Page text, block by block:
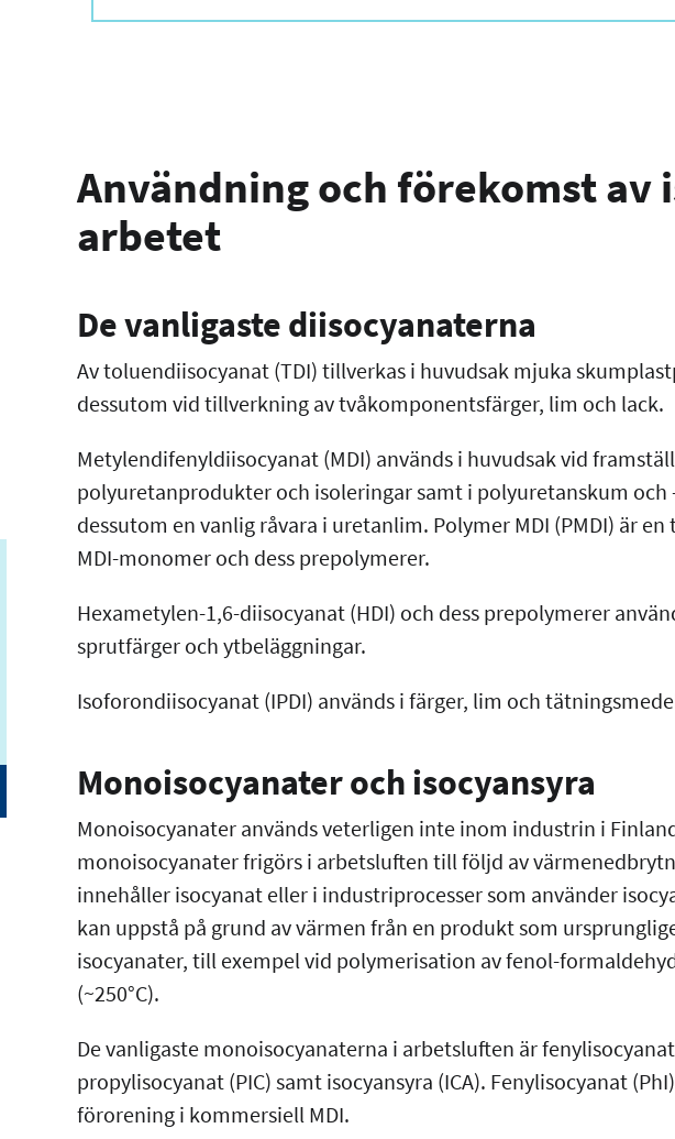
Användning och förekomst av
arbetet
De vanligaste diisocyanaterna
Av toluendiisocyanat (TDI) tillverkas i huvudsak mjuka
dessutom vid tillverkning av tvåkomponentsfärger, lim och lack.
Metylendifenyldiisocyanat (MDI) används i huvudsak vid
polyuretanprodukter och isoleringar samt i polyuretanskum och
dessutom en vanlig råvara i uretanlim. Polymer MDI (PMDI) är
MDI-monomer och dess prepolymerer.
Hexametylen-1,6-diisocyanat (HDI) och dess prepolymerer
sprutfärger och ytbeläggningar.
Isoforondiisocyanat (IPDI) används i färger, lim och
Monoisocyanater och isocyansyra
Monoisocyanater används veterligen inte inom industrin i
monoisocyanater frigörs i arbetsluften till följd av
innehåller isocyanat eller i industriprocesser som använder
kan uppstå på grund av värmen från en produkt som
isocyanater, till exempel vid polymerisation av fenol-
(~250°C).
De vanligaste monoisocyanaterna i arbetsluften är
propylisocyanat (PIC) samt isocyansyra (ICA). Fenylisocyanat
förorening i kommersiell MDI.